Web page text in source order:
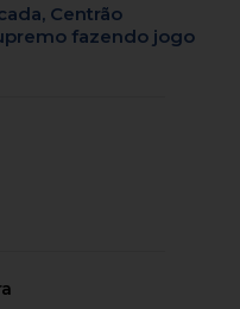
Centrão
fazendo jogo